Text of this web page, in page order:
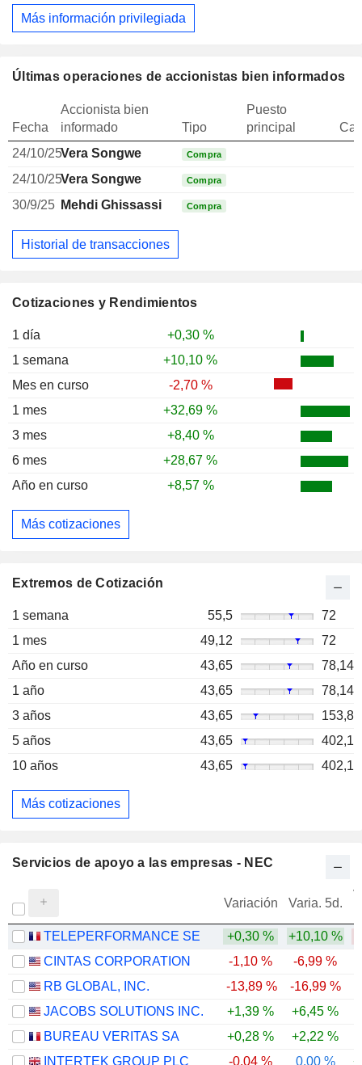
Cotizaciones y Rendimientos
1 día
+0,30 %
1 semana
+10,10 %
Mes en curso
-2,70 %
1 mes
+32,69 %
3 mes
+8,40 %
6 mes
+28,67 %
Año en curso
+8,57 %
Más cotizaciones
Extremos de Cotización
1 semana 55,5
72
1 mes
49,12
72
Año en curso
43,65
78,14
1 año
43,65
78,14
3 años
43,65
153,8
5 años
43,65
402,1
10 años
43,65 402,1
Más cotizaciones
Más información privilegiada
Últimas operaciones de accionistas bien informados
Fecha
Accionista bien
informado
Tipo
Puesto
principal
24/10/25Vera Songwe Compra
24/10/25Vera Songwe Compra
30/9/25 Mehdi Ghissassi Compra
Historial de transacciones
Servicios de apoyo a las empresas - NEC
Variación Varia. 5d.
TELEPERFORMANCE SE +0,30 % +10,10 %
CINTAS CORPORATION
-1,10 % -6,99 %
RB GLOBAL, INC.
-13,89 % -16,99 %
JACOBS SOLUTIONS INC.
+1,39 % +6,45 %
BUREAU VERITAS SA
+0,28 % +2,22 %
INTERTEK GROUP PLC
-0,04 % 0,00 %